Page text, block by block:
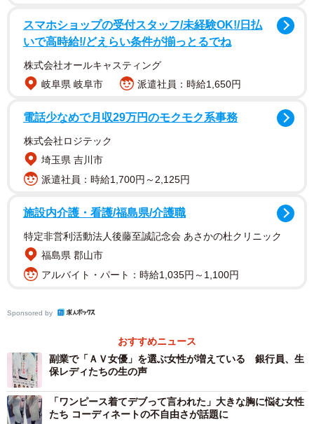
ミス・ティアーズの特設ページ
とにかく「9」にこだわり、現在9人のファイナリストを
募集中。応募資格は「39歳まで」だが、銚子電鉄では銚子
名産の鯖にちなみ、鯖をデザインしたヘッドマークを掲げ
もいろいろありにしましょう！！」と同電鉄の竹本勝紀社
最終審査は、銚子市の飯沼観音で行い、9人のファイナリ
ストが自ら泣ける話を披露して涙を流す。審査員は、寺井
さんや竹本社長、グラビア写真家の山岸伸さん、飯沼観音
スマホショップの受付スタッフ/未経験OK!/日払
いで高時給!/どえらい条件が揃っとるでね
株式会社オールキャスティング
岐阜県 岐阜市
派遣社員：時給1,650円
電話少なめで月収29万円のモクモク系事務
株式会社ロジテック
埼玉県 吉川市
派遣社員：時給1,700円～2,125円
施設内介護・看護/福島県/介護職
特定非営利活動法人後藤至誠記念会 あさかの杜クリニック
福島県 郡山市
アルバイト・パート：時給1,035円～1,100円
Sponsored by
おすすめニュース
副業で「ＡＶ女優」を選ぶ女性が増えている 銀行員、生
保レディたちの生の声
「ワンピース着てデブって言われた」大きな胸に悩む女性
たち コーディネートの不自由さが話題に